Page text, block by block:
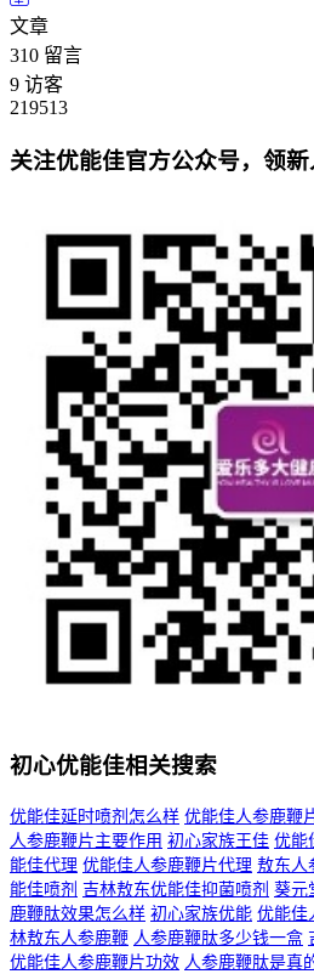
文章
310 留言
9 访客
219513
关注优能佳官方公众号，领新
初心优能佳相关搜索
优能佳延时喷剂怎么样 优能佳人参鹿鞭
人参鹿鞭片主要作用 初心家族王佳 优能
能佳代理 优能佳人参鹿鞭片代理 敖东人
能佳喷剂 吉林敖东优能佳抑菌喷剂 葵元
鹿鞭肽效果怎么样 初心家族优能 优能佳
林敖东人参鹿鞭 人参鹿鞭肽多少钱一盒
优能佳人参鹿鞭片功效 人参鹿鞭肽是真